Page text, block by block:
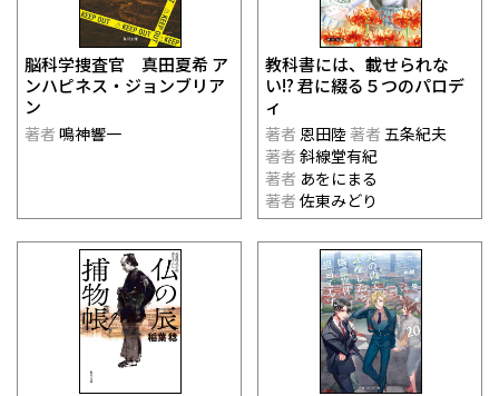
脳科学捜査官 真田夏希 ア
ンハピネス・ジョンブリア
ン
著者 鳴神響一
教科書には、載せられな
い!? 君に綴る５つのパロデ
ィ
著者 恩田陸著者 五条紀夫
著者 斜線堂有紀
著者 あをにまる
著者 佐東みどり